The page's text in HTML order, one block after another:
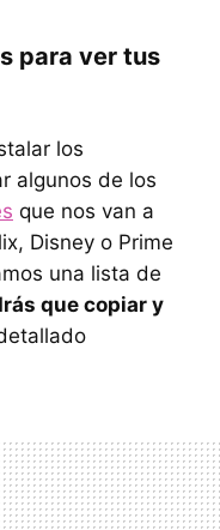
para ver tus
los
algunos de los
que nos van a
Disney o Prime
una lista de
que copiar y